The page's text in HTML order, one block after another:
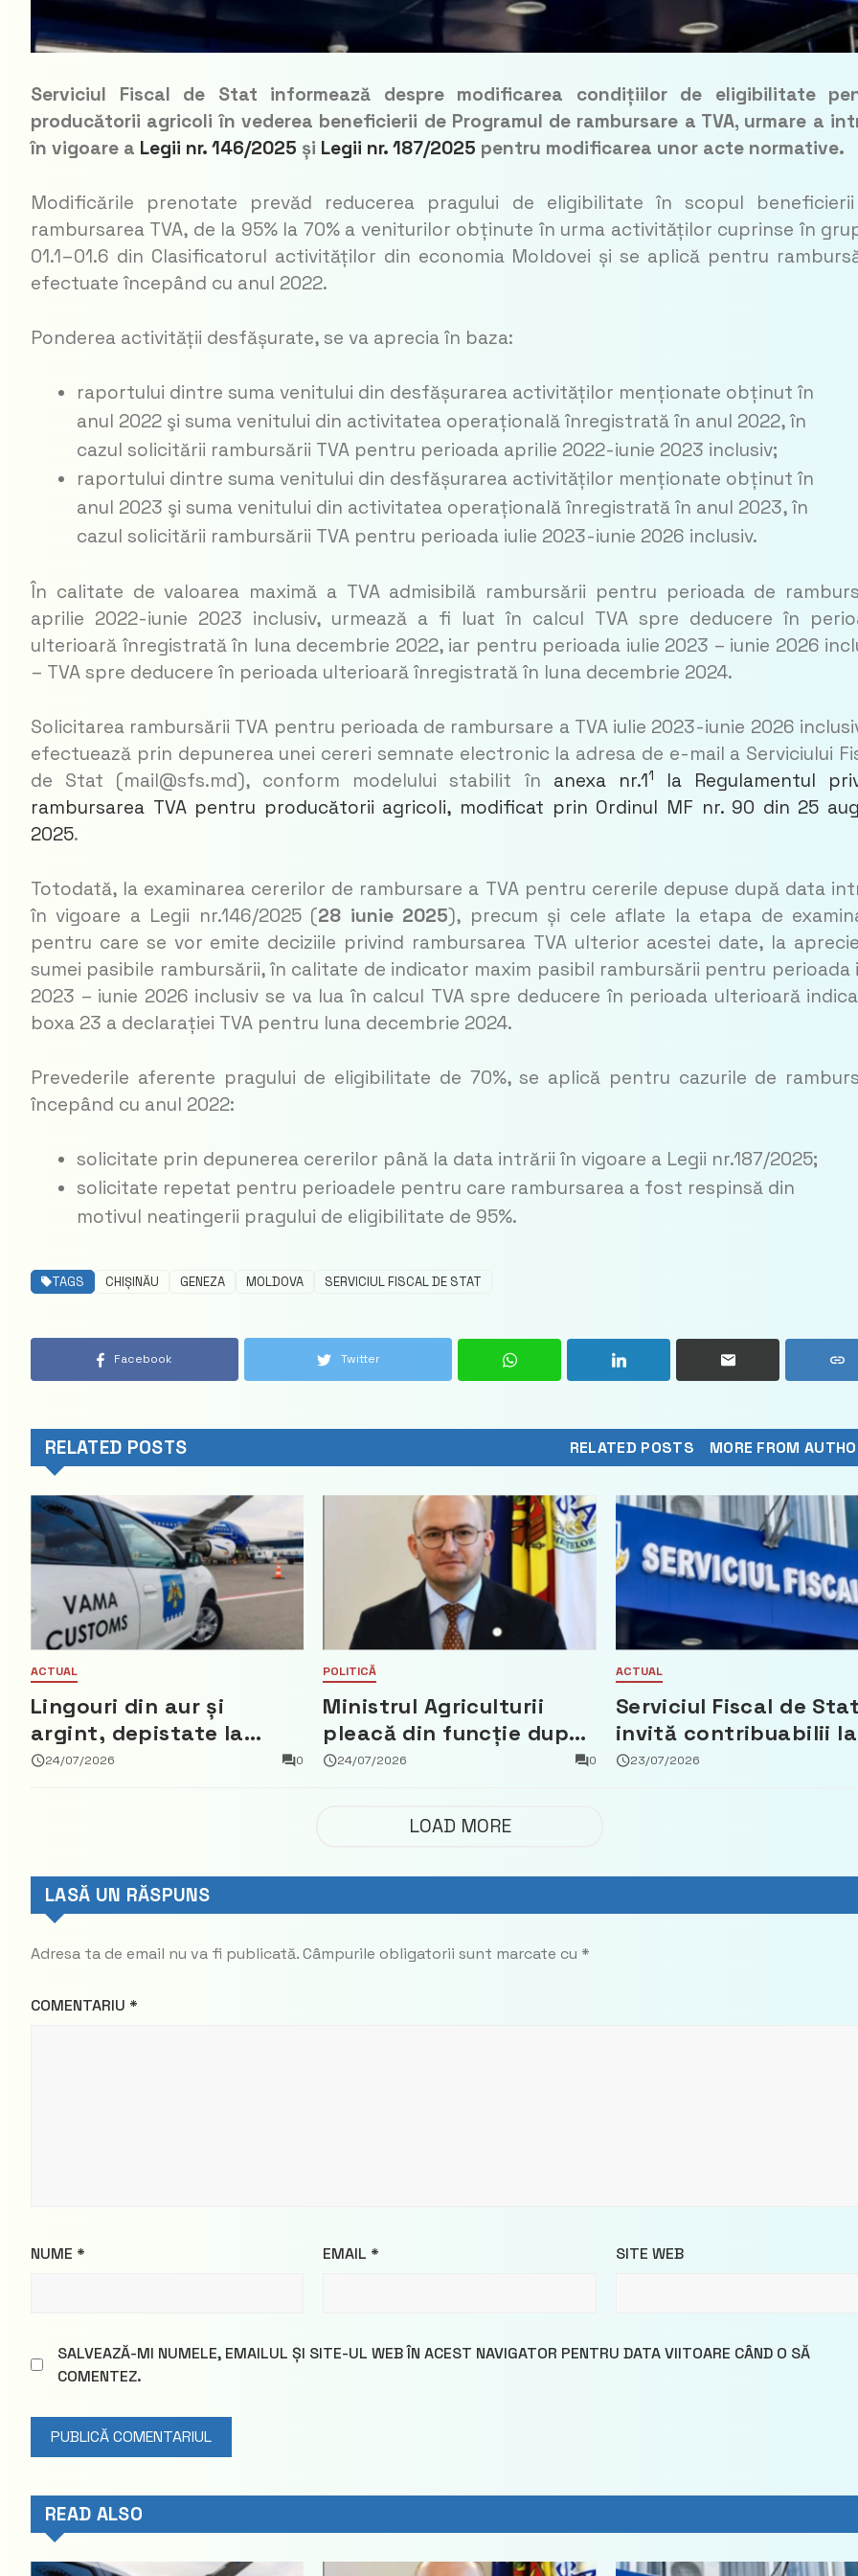
Serviciul Fiscal de Stat informează despre modificarea condițiilor de eligibilitate
producătorii agricoli în vederea beneficierii de Programul de rambursare a TVA, urmare a
în vigoare a Legii nr. 146/2025 și Legii nr. 187/2025 pentru modificarea unor acte normative.
Modificările prenotate prevăd reducerea pragului de eligibilitate în scopul
rambursarea TVA, de la 95% la 70% a veniturilor obținute în urma activităților cuprinse în
01.1–01.6 din Clasificatorul activităților din economia Moldovei și se aplică pentru
efectuate începând cu anul 2022.
Ponderea activității desfășurate, se va aprecia în baza:
raportului dintre suma venitului din desfășurarea activităților menționate obținut în
anul 2022 şi suma venitului din activitatea operațională înregistrată în anul 2022, în
cazul solicitării rambursării TVA pentru perioada aprilie 2022-iunie 2023 inclusiv;
raportului dintre suma venitului din desfășurarea activităților menționate obținut în
anul 2023 şi suma venitului din activitatea operațională înregistrată în anul 2023, în
cazul solicitării rambursării TVA pentru perioada iulie 2023-iunie 2026 inclusiv.
În calitate de valoarea maximă a TVA admisibilă rambursării pentru perioada de
aprilie 2022-iunie 2023 inclusiv, urmează a fi luat în calcul TVA spre deducere în
ulterioară înregistrată în luna decembrie 2022, iar pentru perioada iulie 2023 – iunie 2026
– TVA spre deducere în perioada ulterioară înregistrată în luna decembrie 2024.
Solicitarea rambursării TVA pentru perioada de rambursare a TVA iulie 2023-iunie 2026
efectuează prin depunerea unei cereri semnate electronic la adresa de e-mail a Serviciului
de Stat (mail@sfs.md), conform modelului stabilit în anexa nr.11
la Regulamentul
rambursarea TVA pentru producătorii agricoli, modificat prin Ordinul MF nr. 90 din 25
2025.
Totodată, la examinarea cererilor de rambursare a TVA pentru cererile depuse după data
în vigoare a Legii nr.146/2025 (28 iunie 2025), precum și cele aflate la etapa de
pentru care se vor emite deciziile privind rambursarea TVA ulterior acestei date, la
sumei pasibile rambursării, în calitate de indicator maxim pasibil rambursării pentru perioada
2023 – iunie 2026 inclusiv se va lua în calcul TVA spre deducere în perioada ulterioară
boxa 23 a declarației TVA pentru luna decembrie 2024.
Prevederile aferente pragului de eligibilitate de 70%, se aplică pentru cazurile de
începând cu anul 2022:
solicitate prin depunerea cererilor până la data intrării în vigoare a Legii nr.187/2025;
solicitate repetat pentru perioadele pentru care rambursarea a fost respinsă din
motivul neatingerii pragului de eligibilitate de 95%.
TAGS CHIȘINĂU GENEZA MOLDOVA SERVICIUL FISCAL DE STAT
Facebook Twitter
RELATED POSTS RELATED POSTS MORE FROM
ACTUAL
Lingouri din aur și
argint, depistate la
vama Aeroport
24/07/2026 0
POLITICĂ
Ministrul Agriculturii
pleacă din funcție după
ce a negat că a făcut
Democrat
24/07/2026 0
ACTUAL
Serviciul Fiscal de
invită contribuabilii la
un webinar gratuit
23/07/2026
LOAD MORE
LASĂ UN RĂSPUNS
Adresa ta de email nu va fi publicată.Câmpurile obligatorii sunt marcate cu *
COMENTARIU *
NUME * EMAIL * SITE WEB
SALVEAZĂ-MI NUMELE, EMAILUL ȘI SITE-UL WEB ÎN ACEST NAVIGATOR PENTRU DATA VIITOARE CÂND O SĂ
COMENTEZ.
READ ALSO